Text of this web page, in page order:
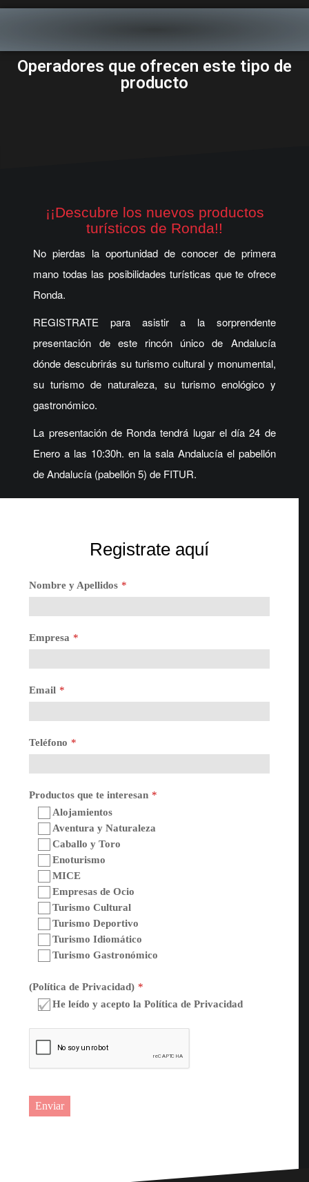
Operadores que ofrecen este tipo de
producto
¡¡Descubre los nuevos productos
turísticos de Ronda!!
No pierdas la oportunidad de conocer de primera
mano todas las posibilidades turísticas que te ofrece
Ronda.
REGISTRATE para asistir a la sorprendente
presentación de este rincón único de Andalucía
dónde descubrirás su turismo cultural y monumental,
su turismo de naturaleza, su turismo enológico y
gastronómico.
La presentación de Ronda tendrá lugar el día 24 de
Enero a las 10:30h. en la sala Andalucía el pabellón
de Andalucía (pabellón 5) de FITUR.
Registrate aquí
Nombre y Apellidos *
Empresa *
Email *
Teléfono *
Productos que te interesan *
Alojamientos
Aventura y Naturaleza
Caballo y Toro
Enoturismo
MICE
Empresas de Ocio
Turismo Cultural
Turismo Deportivo
Turismo Idiomático
Turismo Gastronómico
(Política de Privacidad) *
He leído y acepto la Política de Privacidad
Enviar